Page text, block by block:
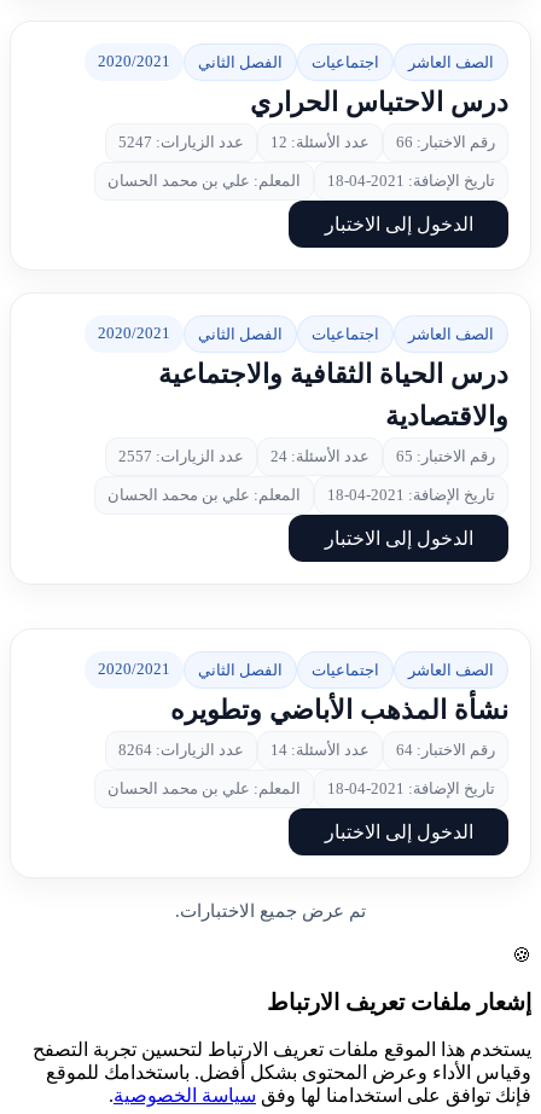
الصف العاشر اجتماعيات الفصل الثاني 2020/2021
درس الاحتباس الحراري
رقم الاختبار: 66 عدد الأسئلة: 12 عدد الزيارات: 5247
تاريخ الإضافة: 2021-04-18 المعلم: علي بن محمد الحسان
الدخول إلى الاختبار
الصف العاشر اجتماعيات الفصل الثاني 2020/2021
درس الحياة الثقافية والاجتماعية
والاقتصادية
رقم الاختبار: 65 عدد الأسئلة: 24 عدد الزيارات: 2557
تاريخ الإضافة: 2021-04-18 المعلم: علي بن محمد الحسان
الدخول إلى الاختبار
الصف العاشر اجتماعيات الفصل الثاني 2020/2021
نشأة المذهب الأباضي وتطويره
رقم الاختبار: 64 عدد الأسئلة: 14 عدد الزيارات: 8264
تاريخ الإضافة: 2021-04-18 المعلم: علي بن محمد الحسان
الدخول إلى الاختبار
تم عرض جميع الاختبارات.
🍪
إشعار ملفات تعريف الارتباط
يستخدم هذا الموقع ملفات تعريف الارتباط لتحسين تجربة التصفح
وقياس الأداء وعرض المحتوى بشكل أفضل. باستخدامك للموقع
فإنك توافق على استخدامنا لها وفق سياسة الخصوصية.